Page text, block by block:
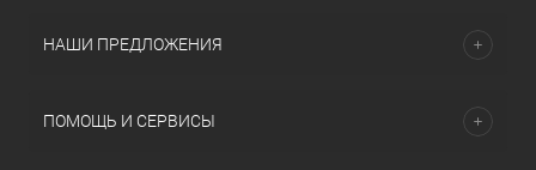
НАШИ ПРЕДЛОЖЕНИЯ
ПОМОЩЬ И СЕРВИСЫ